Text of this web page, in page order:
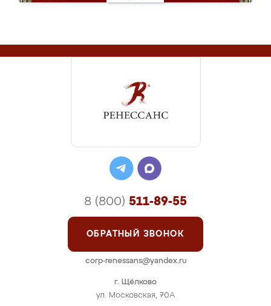
г. Щёлково
ул. Московская, 70А
8 (800) 511-89-55
ОБРАТНЫЙ ЗВОНОК
corp-renessans@yandex.ru